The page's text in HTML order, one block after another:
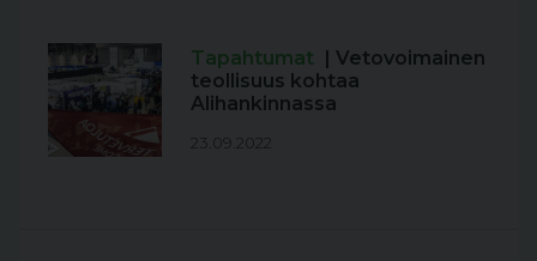
Tapahtumat
| Vetovoimainen
teollisuus kohtaa
Alihankinnassa
23.09.2022